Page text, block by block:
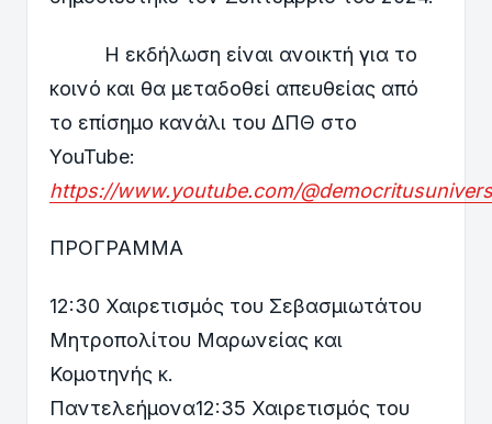
Η εκδήλωση είναι ανοικτή για το
κοινό και θα μεταδοθεί απευθείας από
το επίσημο κανάλι του ΔΠΘ στο
YouTube:
https://www.youtube.com/
ΠΡΟΓΡΑΜΜΑ
12:30 Χαιρετισμός του Σεβασμιωτάτου
Μητροπολίτου Μαρωνείας και
Κομοτηνής κ.
Παντελεήμονα12:35 Χαιρετισμός του